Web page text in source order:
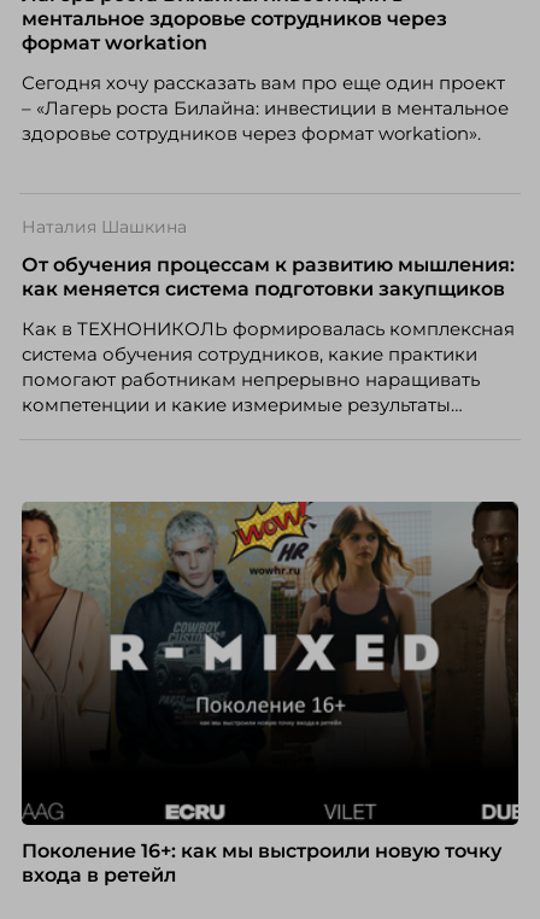
а движение. А творческая работа — это тот редкий
случай, где движение и результат могут не
ментальное здоровье сотрудников через
формат workation
Сегодня хочу рассказать вам про еще один проект
– «Лагерь роста Билайна: инвестиции в ментальное
здоровье сотрудников через формат workation».
Наталия Шашкина
От обучения процессам к развитию мышления:
как меняется система подготовки закупщиков
Как в ТЕХНОНИКОЛЬ формировалась комплексная
система обучения сотрудников, какие практики
помогают работникам непрерывно наращивать
компетенции и какие измеримые результаты
компании ТЕХНОНИКОЛЬ.
Поколение 16+: как мы выстроили новую точку
входа в ретейл